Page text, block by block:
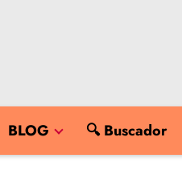
BLOG 🔍 Buscador